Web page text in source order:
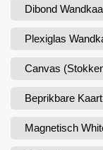
Dibond
Plexiglas
Canvas
Beprikbare Kaart
Magnetisch